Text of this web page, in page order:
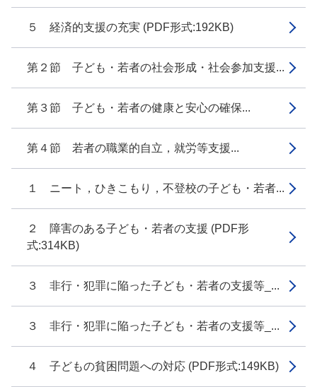
５ 経済的支援の充実 (PDF形式:192KB)
第２節 子ども・若者の社会形成・社会参加支援...
第３節 子ども・若者の健康と安心の確保...
第４節 若者の職業的自立，就労等支援...
１ ニート，ひきこもり，不登校の子ども・若者...
２ 障害のある子ども・若者の支援 (PDF形
式:314KB)
３ 非行・犯罪に陥った子ども・若者の支援等_...
３ 非行・犯罪に陥った子ども・若者の支援等_...
４ 子どもの貧困問題への対応 (PDF形式:149KB)